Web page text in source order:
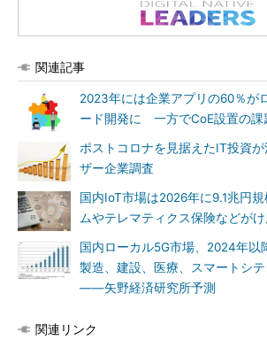
関連記事
2023年には企業アプリの60％が
ード開発に 一方でCoE設置の
ポストコロナを見据えたIT投資
ザー企業調査
国内IoT市場は2026年に9.1兆円
ムやテレマティクス保険などが
国内ローカル5G市場、2024年
製造、建設、医療、スマートシ
――矢野経済研究所予測
関連リンク